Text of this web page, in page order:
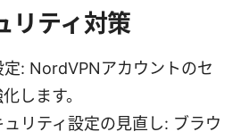
リティ対策
: NordVPNアカウントのセ
します。
リティ設定の見直し: ブラウ